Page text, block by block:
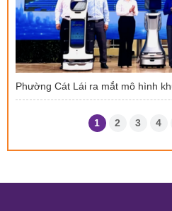
Phường Cát Lái ra mắt mô hình
1 2 3 4